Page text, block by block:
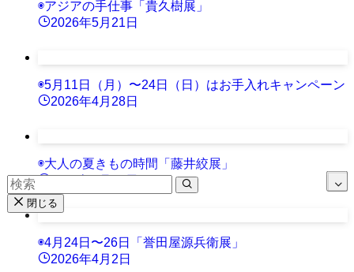
◉アジアの手仕事「貴久樹展」
2026年5月21日
◉5月11日（月）〜24日（日）はお手入れキャンペーン
2026年4月28日
◉大人の夏きもの時間「藤井絞展」
2026年4月28日
◉4月24日〜26日「誉田屋源兵衛展」
2026年4月2日
閉じる